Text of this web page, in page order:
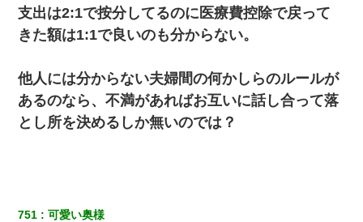
私は家が貧しくて、手に職をつけようと看護師になった。だけど
卒業を控えた年の1月末、車にひかれて看護師になれなくなった。
そうとは思わないのか！」→どうも連れ子は…
【身体で払わせて】女友達「ごめん、何も言わずにお金貸してく
ださい……」俺「いいよ！いくら？」女友達「10万円ぐら
と！」俺「会社にいない？」→次の瞬間、すごい鳥肌が立った
支出は2:1で按分してるのに医療費控除で戻って
きた額は1:1で良いのも分からない。
他人には分からない夫婦間の何かしらのルールが
あるのなら、不満があればお互いに話し合って落
とし所を決めるしか無いのでは？
751 可愛い奥様